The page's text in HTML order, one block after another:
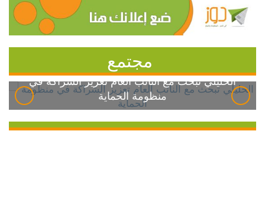
مجتمع
الخليلي تبحث مع النائب العام تعزيز الشراكة في
منظومة الحماية